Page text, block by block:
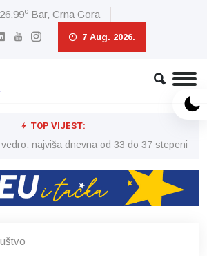
26.99c Bar, Crna Gora
7 Aug. 2026.
TOP VIJEST:
najviša dnevna od 33 do 37 stepeni